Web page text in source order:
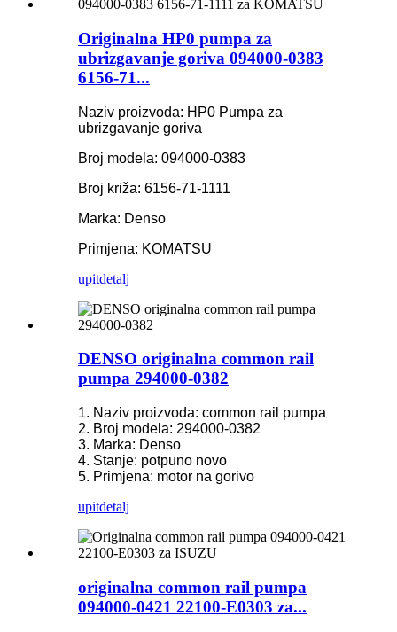
Originalna HP0 pumpa za
ubrizgavanje goriva 094000-0383
6156-71...
Naziv proizvoda: HP0 Pumpa za
ubrizgavanje goriva
Broj modela: 094000-0383
Broj križa: 6156-71-1111
Marka: Denso
Primjena: KOMATSU
upitdetalj
DENSO originalna common rail
pumpa 294000-0382
1. Naziv proizvoda: common rail pumpa
2. Broj modela: 294000-0382
3. Marka: Denso
4. Stanje: potpuno novo
5. Primjena: motor na gorivo
upitdetalj
originalna common rail pumpa
094000-0421 22100-E0303 za...